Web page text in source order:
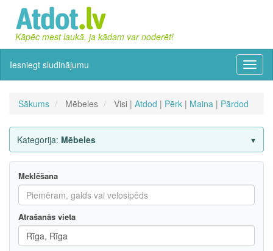
Kāpēc mest laukā, ja kādam var noderēt!
Iesniegt sludinājumu
Sākums Mēbeles Visi | Atdod | Pērk | Maina | Pārdod
Kategorija: Mēbeles
Meklēšana
Atrašanās vieta